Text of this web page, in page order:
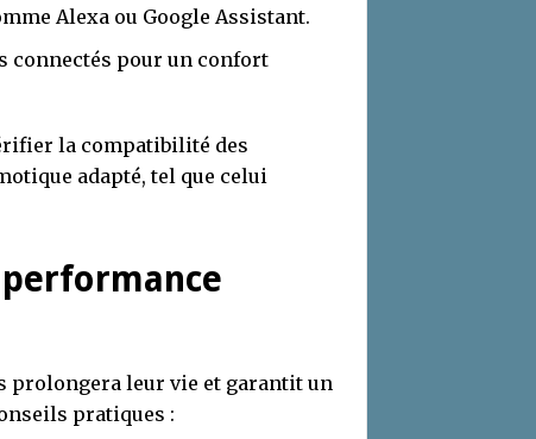
Alexa ou Google Assistant.
connectés pour un confort
la compatibilité des
adapté, tel que celui
prolongera leur vie et garantit un
pratiques :